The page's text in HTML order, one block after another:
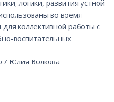
логики, развития устной
во время
коллективной работы с
воспитательных
/ Юлия Волкова